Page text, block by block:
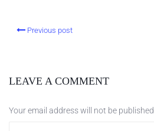
Previous post
LEAVE A COMMENT
Your email address will not be published.